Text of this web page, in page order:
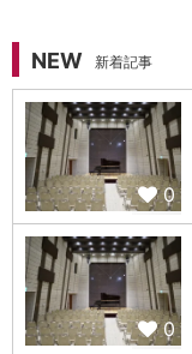
NEW 新着記事
0
0